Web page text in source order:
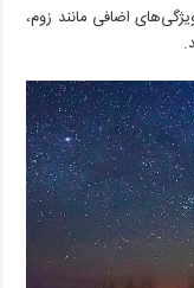
اضافی مانند زوم،